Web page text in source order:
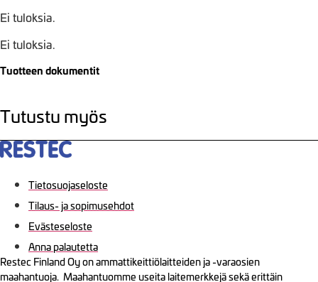
Ei tuloksia.
Ei tuloksia.
Tuotteen dokumentit
Tutustu myös
Tietosuojaseloste
Tilaus- ja sopimusehdot
Evästeseloste
Anna palautetta
Restec Finland Oy on ammattikeittiölaitteiden ja -varaosien
maahantuoja. Maahantuomme useita laitemerkkejä sekä erittäin